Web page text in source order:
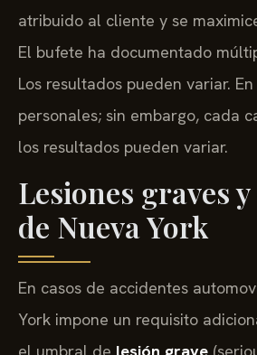
atribuido al cliente y se
El bufete ha documentado
Los resultados pueden variar.
personales; sin embargo, cada
los resultados pueden variar.
Lesiones graves
de Nueva York
En casos de accidentes
York impone un requisito